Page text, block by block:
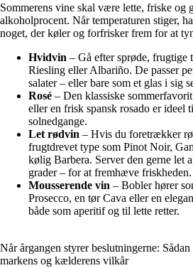
Sommerens vine skal være lette, friske og
alkoholprocent. Når temperaturen stiger,
noget, der køler og forfrisker frem for at
Hvidvin – Gå efter sprøde, frugtige
Riesling eller Albariño. De passer
salater – eller bare som et glas i sig
Rosé – Den klassiske
eller en frisk spansk rosado er ideel
solnedgange.
Let rødvin – Hvis du foretrækker
frugtdrevet type som Pinot Noir,
kølig Barbera. Server den gerne let
grader – for at fremhæve friskheden.
Mousserende vin – Bobler hører
Prosecco, en tør Cava eller en
både som aperitif og til lette retter.
Når årgangen styrer beslutningerne:
markens og kælderens vilkår